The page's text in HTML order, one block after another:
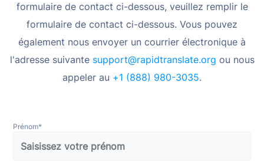
formulaire de contact ci-dessous, veuillez remplir le
formulaire de contact ci-dessous. Vous pouvez
également nous envoyer un courrier électronique à
l'adresse suivante support@rapidtranslate.org ou nous
appeler au +1 (888) 980-3035.
Prénom*